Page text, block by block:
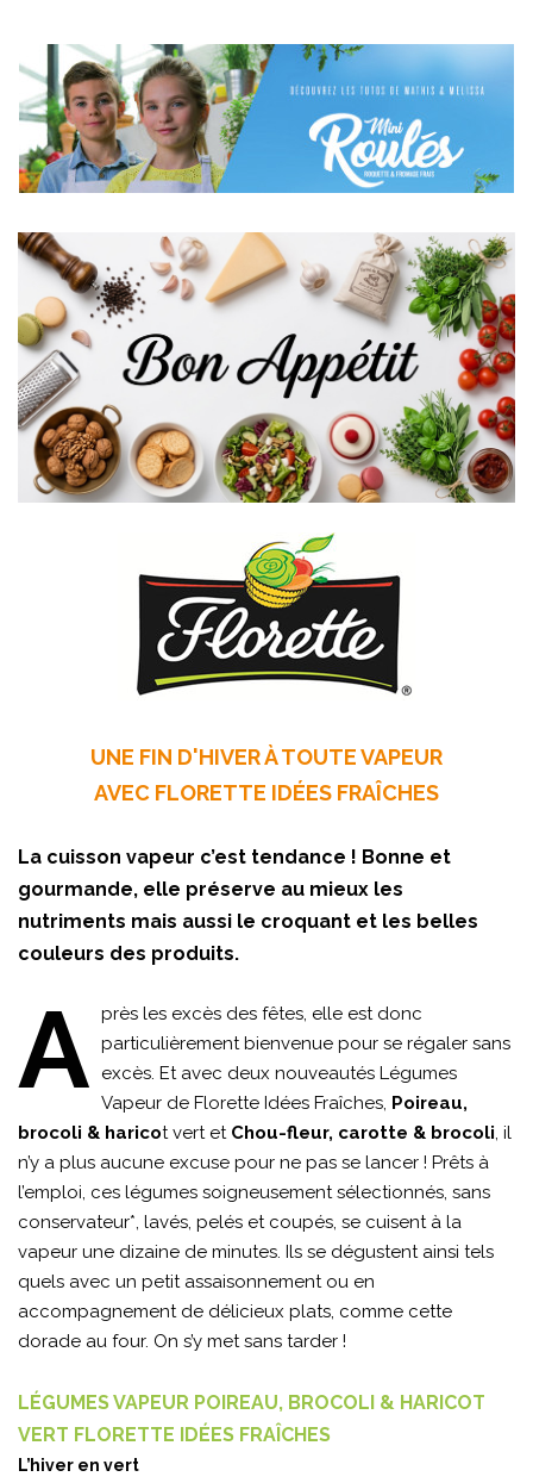
UNE FIN D'HIVER À TOUTE VAPEUR
AVEC FLORETTE IDÉES FRAÎCHES
La cuisson vapeur c’est tendance ! Bonne et
gourmande, elle préserve au mieux les
nutriments mais aussi le croquant et les belles
couleurs des produits.
A près les excès des fêtes, elle est donc
particulièrement bienvenue pour se régaler sans
excès. Et avec deux nouveautés Légumes
Vapeur de Florette Idées Fraîches, Poireau,
brocoli & haricot vert etChou-fleur, carotte & brocoli, il
n’y a plus aucune excuse pour ne pas se lancer ! Prêts à
l’emploi, ces légumes soigneusement sélectionnés, sans
conservateur*, lavés, pelés et coupés, se cuisent à la
vapeur une dizaine de minutes. Ils se dégustent ainsi tels
quels avec un petit assaisonnement ou en
accompagnement de délicieux plats, comme cette
dorade au four. On s’y met sans tarder !
LÉGUMES VAPEUR POIREAU, BROCOLI & HARICOT
VERT FLORETTE IDÉES FRAÎCHES
L’hiver en vert